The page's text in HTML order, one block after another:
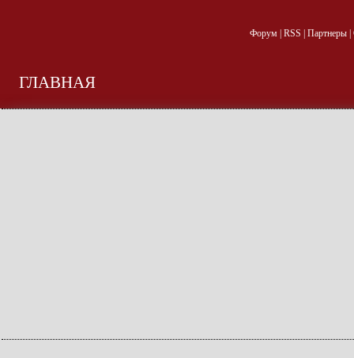
Форум| RSS Партнеры|
ГЛАВНАЯ